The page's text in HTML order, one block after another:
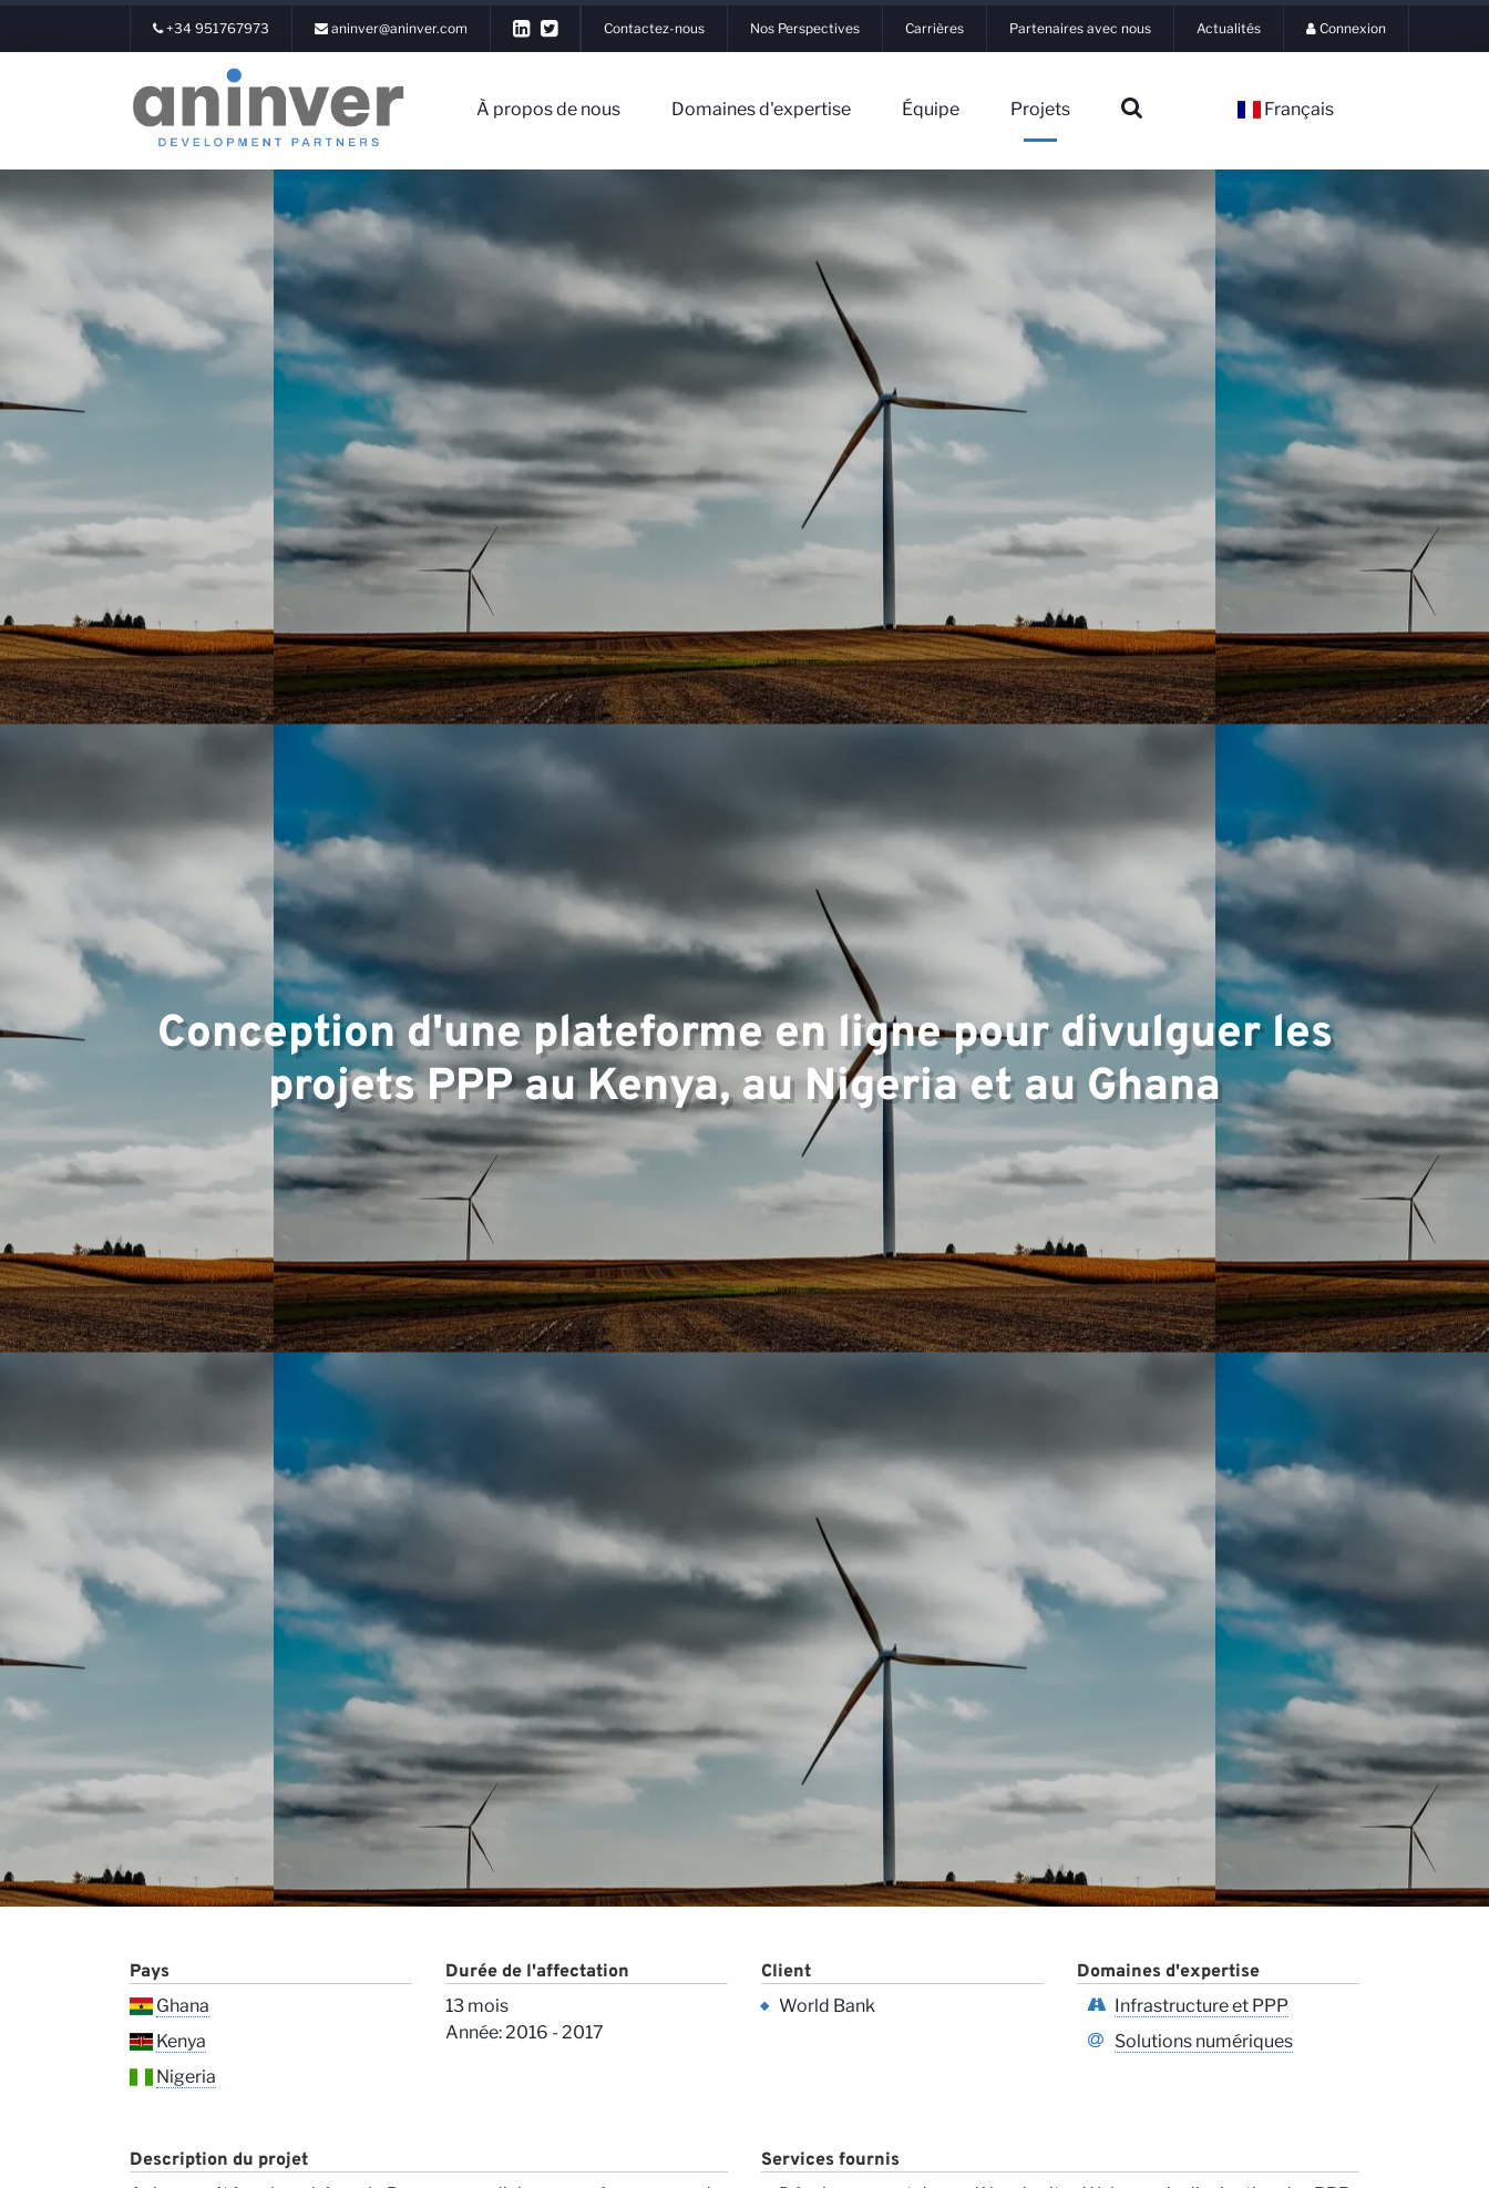
+34 951767973 aninver@aninver.com Contactez-nous Nos Perspectives Carrières Partenaires avec nous Actualités Connexion
À propos de nous Domaines d'expertise Équipe Projets Français
Connexion
À propos de nous
▼
Domaines
d'expertise
▼
Équipe
Projets
Contactez-nous
Conception d'une plateforme en ligne pour divulguer les
projets PPP au Kenya, au Nigeria et au Ghana
Pays
Ghana
Kenya
Nigeria
Durée de l'affectation
13 mois
Année: 2016 - 2017
Client
World Bank
Domaines d'expertise
Infrastructure et PPP
Solutions numériques
Description du projet Services fournis